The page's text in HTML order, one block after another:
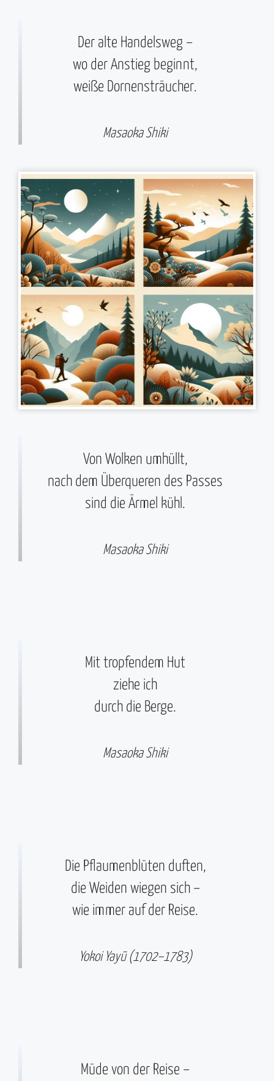
Der alte Handelsweg –
wo der Anstieg beginnt,
weiße Dornensträucher.
Masaoka Shiki
Von Wolken umhüllt,
nach dem Überqueren des Passes
sind die Ärmel kühl.
Masaoka Shiki
Mit tropfendem Hut
ziehe ich
durch die Berge.
Masaoka Shiki
Die Pflaumenblüten duften,
die Weiden wiegen sich –
wie immer auf der Reise.
Yokoi Yayū (1702–1783)
Müde von der Reise –